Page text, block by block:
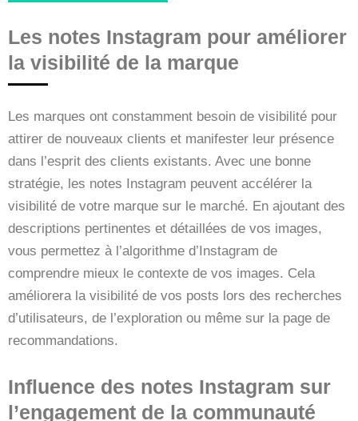
Les notes Instagram pour améliorer
la visibilité de la marque
Les marques ont constamment besoin de visibilité pour
attirer de nouveaux clients et manifester leur présence
dans l’esprit des clients existants. Avec une bonne
stratégie, les notes Instagram peuvent accélérer la
visibilité de votre marque sur le marché. En ajoutant des
descriptions pertinentes et détaillées de vos images,
vous permettez à l’algorithme d’Instagram de
comprendre mieux le contexte de vos images. Cela
améliorera la visibilité de vos posts lors des recherches
d’utilisateurs, de l’exploration ou même sur la page de
recommandations.
Influence des notes Instagram sur
l’engagement de la communauté